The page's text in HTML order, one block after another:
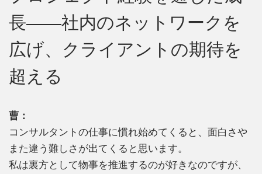
長――社内のネットワークを
広げ、クライアントの期待を
超える
曹：
コンサルタントの仕事に慣れ始めてくると、面白さや
また違う難しさが出てくると思います。
私は裏方として物事を推進するのが好きなのですが、